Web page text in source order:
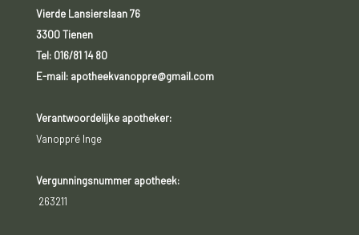
Vierde Lansierslaan 76
3300 Tienen
Tel: 016/81 14 80
E-mail: apotheekvanoppre@gmail.com
Verantwoordelijke apotheker:
Vanoppré Inge
Vergunningsnummer apotheek:
263211